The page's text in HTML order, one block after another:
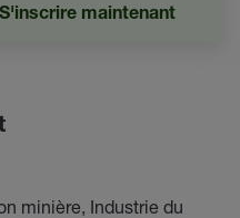
S'inscrire maintenant
minière, Industrie du